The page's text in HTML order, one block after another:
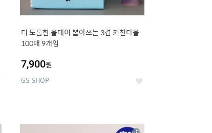
더 도톰한 올데이 뽑아쓰는 3겹 키친타올
100매 9개입
7,900원
GS SHOP 좋
16